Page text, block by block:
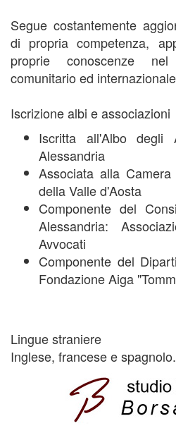
Segue costantemente
di propria competenza,
proprie conoscenze
comunitario ed
Iscrizione albi e associazioni
Iscritta all'Albo
Alessandria
Associata alla
della Valle d'Aosta
Componente del
Alessandria:
Avvocati
Componente del
Fondazione Aiga
Lingue straniere
Inglese, francese e spagnolo.